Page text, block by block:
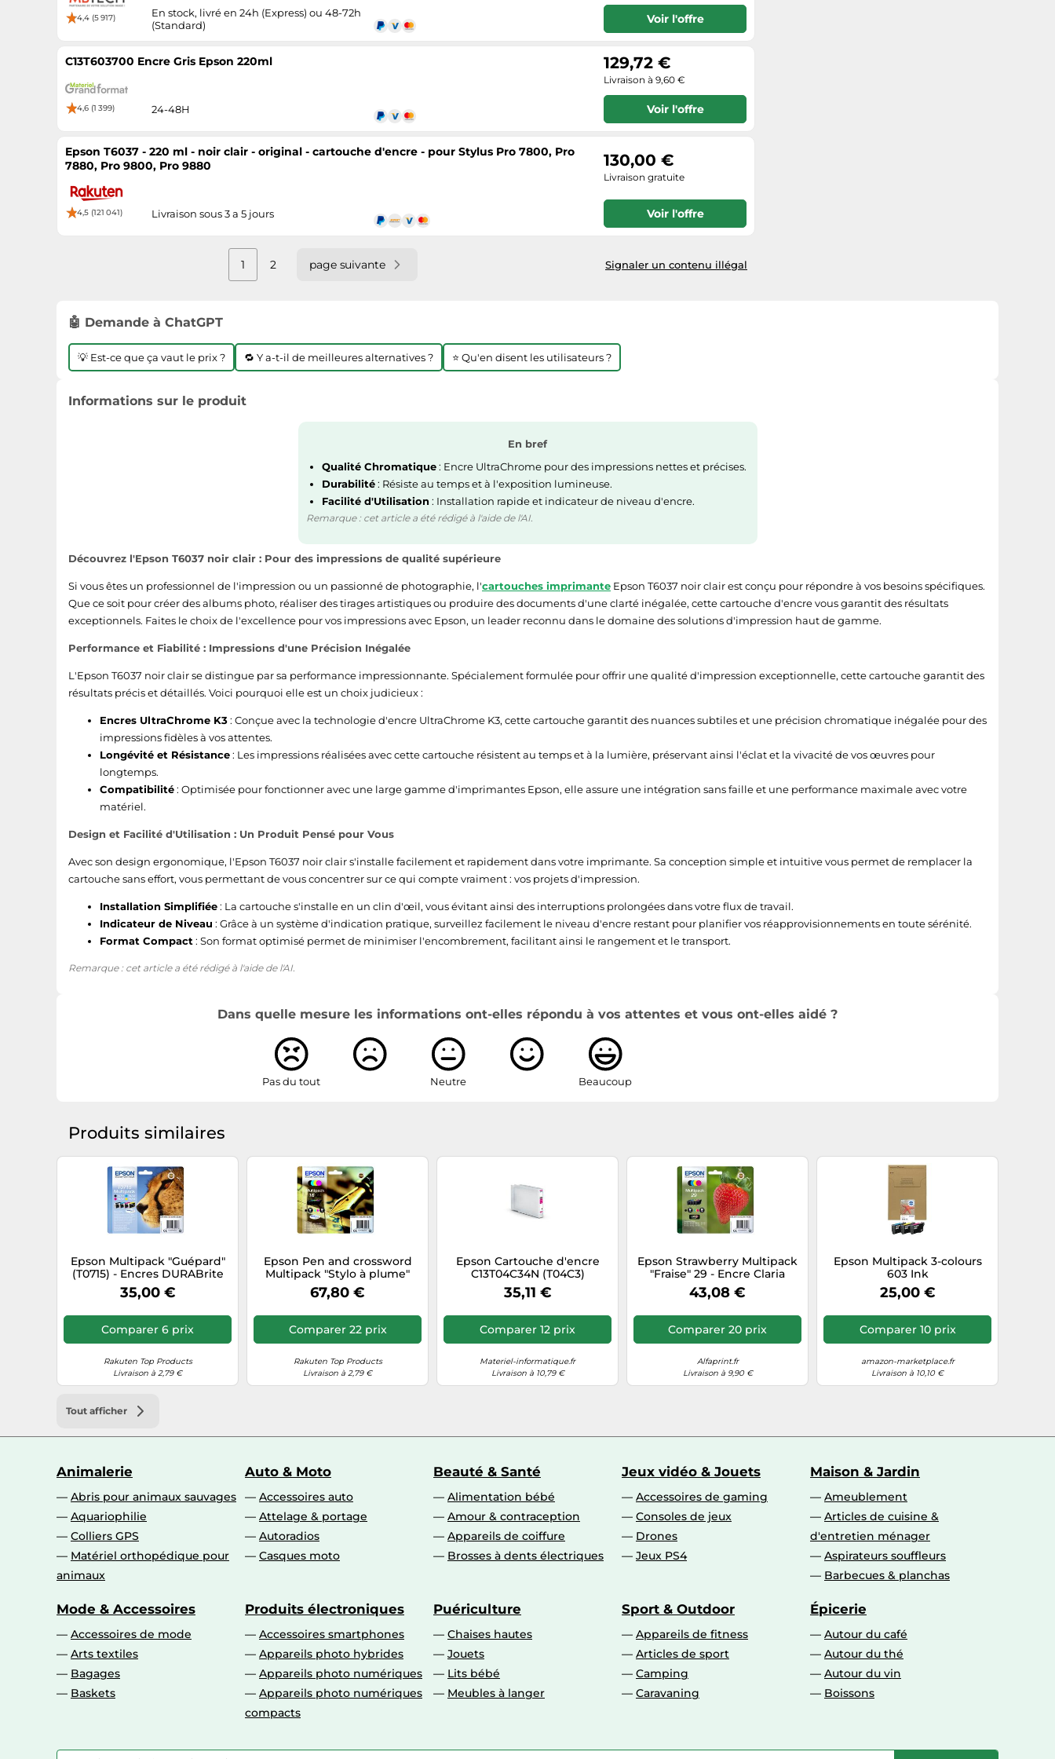
4,4 (5 917)
En stock, livré en 24h (Express) ou 48-72h
(Standard)
Voir l'offre
C13T603700 Encre Gris Epson 220ml
4,6 (1 399) 24-48H
129,72 €
Livraison à 9,60 €
Voir l'offre
Epson T6037 - 220 ml - noir clair - original - cartouche d'encre - pour Stylus Pro 7800, Pro
7880, Pro 9800, Pro 9880
4,5 (121 041) Livraison sous 3 a 5 jours
130,00 €
Livraison gratuite
Voir l'offre
1 2 page suivante Signaler un contenu illégal
🤖 Demande à ChatGPT
💡 Est-ce que ça vaut le prix ? 🔁 Y a-t-il de meilleures alternatives ? ⭐ Qu'en disent les utilisateurs ?
Informations sur le produit
En bref
Qualité Chromatique: Encre UltraChrome pour des impressions nettes et précises.
Durabilité: Résiste au temps et à l'exposition lumineuse.
Facilité d'Utilisation: Installation rapide et indicateur de niveau d'encre.
Remarque : cet article a été rédigé à l'aide de l'AI.
Découvrez l'Epson T6037 noir clair : Pour des impressions de qualité supérieure
Si vous êtes un professionnel de l'impression ou un passionné de photographie, l'cartouches imprimante Epson T6037 noir clair est conçu pour répondre à vos besoins spécifiques.
Que ce soit pour créer des albums photo, réaliser des tirages artistiques ou produire des documents d'une clarté inégalée, cette cartouche d'encre vous garantit des résultats
exceptionnels. Faites le choix de l'excellence pour vos impressions avec Epson, un leader reconnu dans le domaine des solutions d'impression haut de gamme.
Performance et Fiabilité : Impressions d'une Précision Inégalée
L'Epson T6037 noir clair se distingue par sa performance impressionnante. Spécialement formulée pour offrir une qualité d'impression exceptionnelle, cette cartouche garantit des
résultats précis et détaillés. Voici pourquoi elle est un choix judicieux :
Encres UltraChrome K3: Conçue avec la technologie d'encre UltraChrome K3, cette cartouche garantit des nuances subtiles et une précision chromatique inégalée pour des
impressions fidèles à vos attentes.
Longévité et Résistance: Les impressions réalisées avec cette cartouche résistent au temps et à la lumière, préservant ainsi l'éclat et la vivacité de vos œuvres pour
longtemps.
Compatibilité: Optimisée pour fonctionner avec une large gamme d'imprimantes Epson, elle assure une intégration sans faille et une performance maximale avec votre
matériel.
Design et Facilité d'Utilisation : Un Produit Pensé pour Vous
Avec son design ergonomique, l'Epson T6037 noir clair s'installe facilement et rapidement dans votre imprimante. Sa conception simple et intuitive vous permet de remplacer la
cartouche sans effort, vous permettant de vous concentrer sur ce qui compte vraiment : vos projets d'impression.
Installation Simplifiée: La cartouche s'installe en un clin d'œil, vous évitant ainsi des interruptions prolongées dans votre flux de travail.
Indicateur de Niveau : Grâce à un système d'indication pratique, surveillez facilement le niveau d'encre restant pour planifier vos réapprovisionnements en toute sérénité.
Format Compact : Son format optimisé permet de minimiser l'encombrement, facilitant ainsi le rangement et le transport.
Remarque : cet article a été rédigé à l'aide de l'AI.
Dans quelle mesure les informations ont-elles répondu à vos attentes et vous ont-elles aidé ?
Pas du tout Neutre Beaucoup
Produits similaires
Epson Multipack "Guépard"
(T0715) - Encres DURABrite
Ultra N, C, M, J
35,00 €
Comparer 6 prix
Rakuten Top Products
Livraison à 2,79 €
Epson Pen and crossword
Multipack "Stylo à plume"
16XL - Encre DURABrite Ultra
N,C,M,J
67,80 €
Comparer 22 prix
Rakuten Top Products
Livraison à 2,79 €
Epson Cartouche d'encre
C13T04C34N (T04C3)
Originale Magenta Taille L
35,11 €
Comparer 12 prix
Materiel-informatique.fr
Livraison à 10,79 €
Epson Strawberry Multipack
"Fraise" 29 - Encre Claria
Home N,C,M,J
43,08 €
Comparer 20 prix
Alfaprint.fr
Livraison à 9,90 €
Epson Multipack 3-colours
603 Ink
25,00 €
Comparer 10 prix
amazon-marketplace.fr
Livraison à 10,10 €
Tout afficher
Animalerie
Abris pour animaux sauvages
Aquariophilie
Colliers GPS
Matériel orthopédique pour
animaux
Auto & Moto
Accessoires auto
Attelage & portage
Autoradios
Casques moto
Beauté & Santé
Alimentation bébé
Amour & contraception
Appareils de coiffure
Brosses à dents électriques
Jeux vidéo & Jouets
Accessoires de gaming
Consoles de jeux
Drones
Jeux PS4
Maison & Jardin
Ameublement
Articles de cuisine &
d'entretien ménager
Aspirateurs souffleurs
Barbecues & planchas
Mode & Accessoires
Accessoires de mode
Arts textiles
Bagages
Baskets
Produits électroniques
Accessoires smartphones
Appareils photo hybrides
Appareils photo numériques
Appareils photo numériques
compacts
Puériculture
Chaises hautes
Jouets
Lits bébé
Meubles à langer
Sport & Outdoor
Appareils de fitness
Articles de sport
Camping
Caravaning
Épicerie
Autour du café
Autour du thé
Autour du vin
Boissons